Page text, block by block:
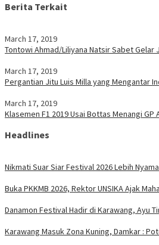
Berita Terkait
March 17, 2019
Tontowi Ahmad/Liliyana Natsir Sabet Gelar
March 17, 2019
Pergantian Jitu Luis Milla yang Mengantar
March 17, 2019
Klasemen F1 2019 Usai Bottas Menangi GP
Headlines
Nikmati Suar Siar Festival 2026 Lebih
Buka PKKMB 2026, Rektor UNSIKA Ajak
Danamon Festival Hadir di Karawang, Ayu
Karawang Masuk Zona Kuning, Damkar :